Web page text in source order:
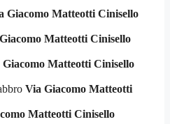
Giacomo Matteotti Cinisello
Matteotti Cinisello
Giacomo Matteotti Cinisello
Via Giacomo Matteotti
Matteotti Cinisello